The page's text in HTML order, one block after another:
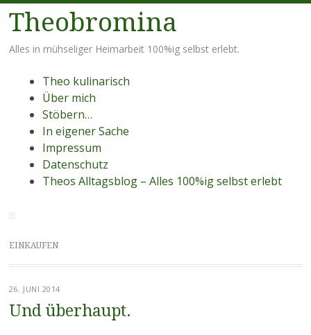
Theobromina
Alles in mühseliger Heimarbeit 100%ig selbst erlebt.
Menü
Zum
Inhalt
springen
Theo kulinarisch
Über mich
Stöbern…
In eigener Sache
Impressum
Datenschutz
Theos Alltagsblog – Alles 100%ig selbst erlebt
EINKAUFEN
26. JUNI 2014
Und überhaupt.